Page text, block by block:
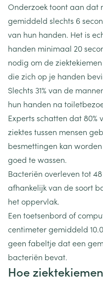
Onderzoek toont aan dat
gemiddeld slechts 6
van hun handen. Het is
handen minimaal 20
nodig om de
die zich op je handen
Slechts 31% van de
hun handen na
Experts schatten dat
ziektes tussen mensen
besmettingen kan
goed te wassen.
Bacteriën overleven tot
afhankelijk van de soort
het oppervlak.
Een toetsenbord of
centimeter gemiddeld
geen fabeltje dat een
bacteriën bevat.
Hoe